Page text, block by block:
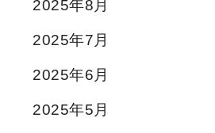
2025年8月
2025年7月
2025年6月
2025年5月